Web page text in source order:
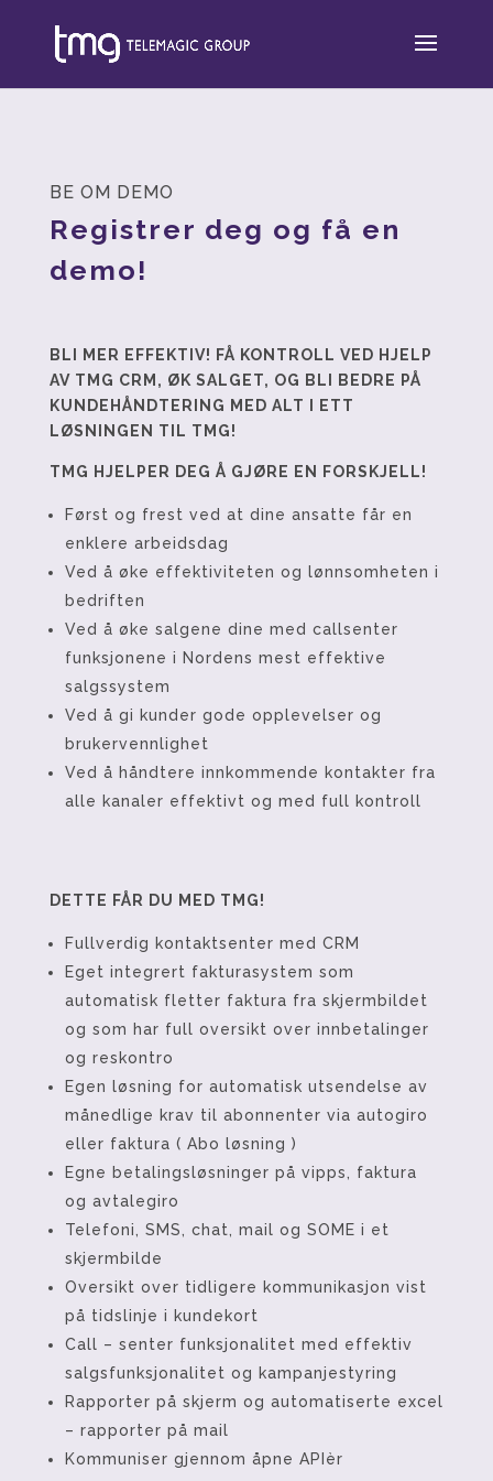
BE OM DEMO
Registrer deg og få en
demo!
BLI MER EFFEKTIV! FÅ KONTROLL VED HJELP
AV TMG CRM, ØK SALGET, OG BLI BEDRE PÅ
KUNDEHÅNDTERING MED ALT I ETT
LØSNINGEN TIL TMG!
TMG HJELPER DEG Å GJØRE EN FORSKJELL!
Først og frest ved at dine ansatte får en
enklere arbeidsdag
Ved å øke effektiviteten og lønnsomheten i
bedriften
Ved å øke salgene dine med callsenter
funksjonene i Nordens mest effektive
salgssystem
Ved å gi kunder gode opplevelser og
brukervennlighet
Ved å håndtere innkommende kontakter fra
alle kanaler effektivt og med full kontroll
DETTE FÅR DU MED TMG!
Fullverdig kontaktsenter med CRM
Eget integrert fakturasystem som
automatisk fletter faktura fra skjermbildet
og som har full oversikt over innbetalinger
og reskontro
Egen løsning for automatisk utsendelse av
månedlige krav til abonnenter via autogiro
eller faktura ( Abo løsning )
Egne betalingsløsninger på vipps, faktura
og avtalegiro
Telefoni, SMS, chat, mail og SOME i et
skjermbilde
Oversikt over tidligere kommunikasjon vist
på tidslinje i kundekort
Call – senter funksjonalitet med effektiv
salgsfunksjonalitet og kampanjestyring
Rapporter på skjerm og automatiserte excel
– rapporter på mail
Kommuniser gjennom åpne APIèr